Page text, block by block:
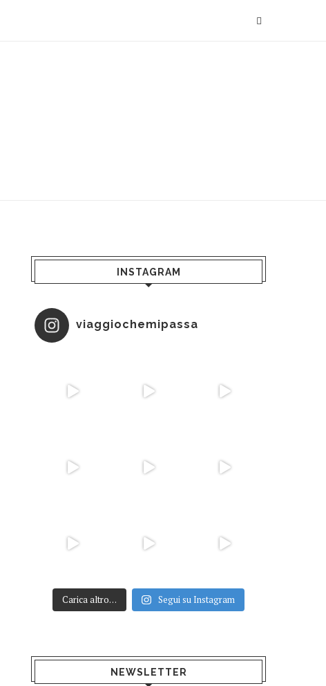
INSTAGRAM
viaggiochemipassa
Carica altro… Segui su Instagram
NEWSLETTER